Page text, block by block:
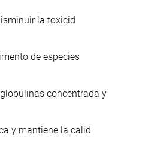
la toxicid
de especies
concentrada y
y mantiene la calid